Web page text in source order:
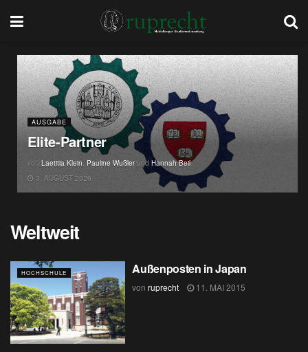
AUSGABE
Elite-Partner
von Laetitia Klein, Pauline Wußlerund Hannah Beil
3. AUGUST 2026
Weltweit
HOCHSCHULE Außenposten in Japan
von ruprecht 11. MAI 2015